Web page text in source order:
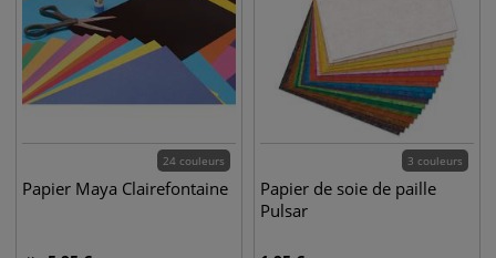
24 couleurs
Papier Maya Clairefontaine
3 couleurs
Papier de soie de paille
Pulsar